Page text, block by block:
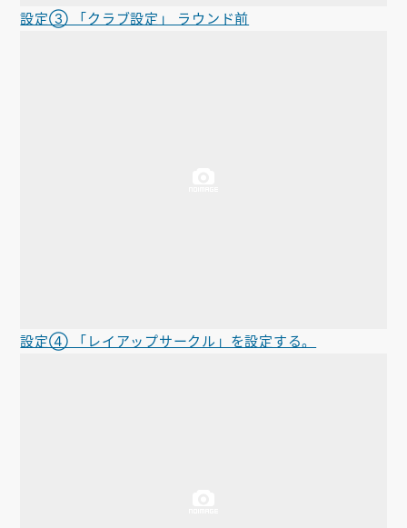
設定③ 「クラブ設定」 ラウンド前
設定④ 「レイアップサークル」を設定する。